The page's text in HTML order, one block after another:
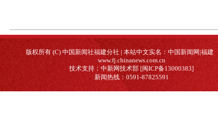
版权所有 (C) 中国新闻社福建分社 | 本站中文实名：中国新闻网|福建
www.fj.chinanews.com.cn
技术支持：中新网技术部 [闽ICP备13000383]
新闻热线：0591-87825591